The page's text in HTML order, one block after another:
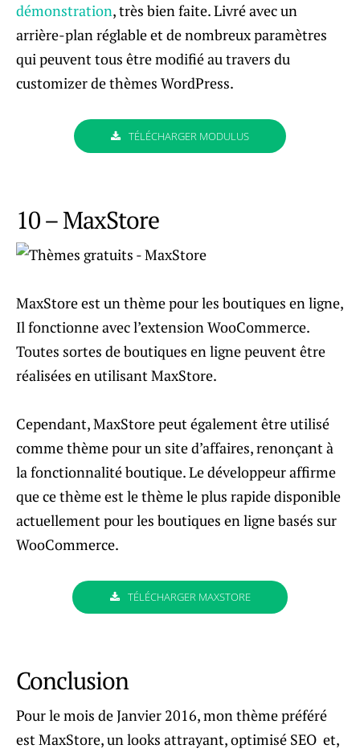
démonstration, très bien faite. Livré avec un
arrière-plan réglable et de nombreux paramètres
qui peuvent tous être modifié au travers du
customizer de thèmes WordPress.
TÉLÉCHARGER MODULUS
10 – MaxStore
MaxStore est un thème pour les boutiques en ligne,
Il fonctionne avec l’extension WooCommerce.
Toutes sortes de boutiques en ligne peuvent être
réalisées en utilisant MaxStore.
Cependant, MaxStore peut également être utilisé
comme thème pour un site d’affaires, renonçant à
la fonctionnalité boutique. Le développeur affirme
que ce thème est le thème le plus rapide disponible
actuellement pour les boutiques en ligne basés sur
WooCommerce.
TÉLÉCHARGER MAXSTORE
Conclusion
Pour le mois de Janvier 2016, mon thème préféré
est MaxStore, un looks attrayant, optimisé SEO et,